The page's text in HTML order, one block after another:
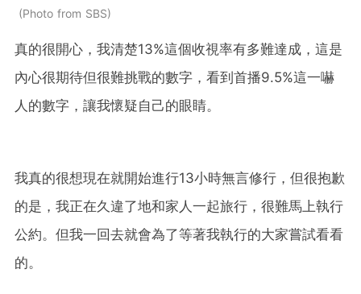
Photo from SBS
真的很開心，我清楚13%這個收視率有多難達成，這是
內心很期待但很難挑戰的數字，看到首播9.5%這一嚇
人的數字，讓我懷疑自己的眼睛。
我真的很想現在就開始進行13小時無言修行，但很抱歉
的是，我正在久違了地和家人一起旅行，很難馬上執行
公約。但我一回去就會為了等著我執行的大家嘗試看看
的。